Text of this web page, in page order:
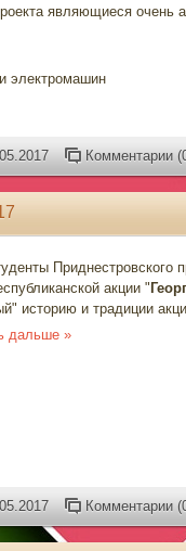
являющиеся
электромашин
Комментарии
Приднестровского
акции "
историю и традиции
дальше »
Комментарии